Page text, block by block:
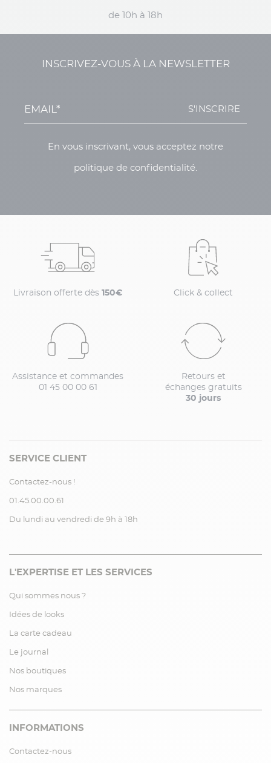
de 10h à 18h
INSCRIVEZ-VOUS À LA NEWSLETTER
S'INSCRIRE
En vous inscrivant, vous acceptez notre
politique de confidentialité.
Livraison offerte dès 150€ Click & collect
Assistance et commandes
01 45 00 00 61
Retours et
échanges gratuits
30 jours
SERVICE CLIENT
Contactez-nous !
01.45.00.00.61
Du lundi au vendredi de 9h à 18h
L'EXPERTISE ET LES SERVICES
Qui sommes nous ?
Idées de looks
La carte cadeau
Le journal
Nos boutiques
Nos marques
INFORMATIONS
Contactez-nous